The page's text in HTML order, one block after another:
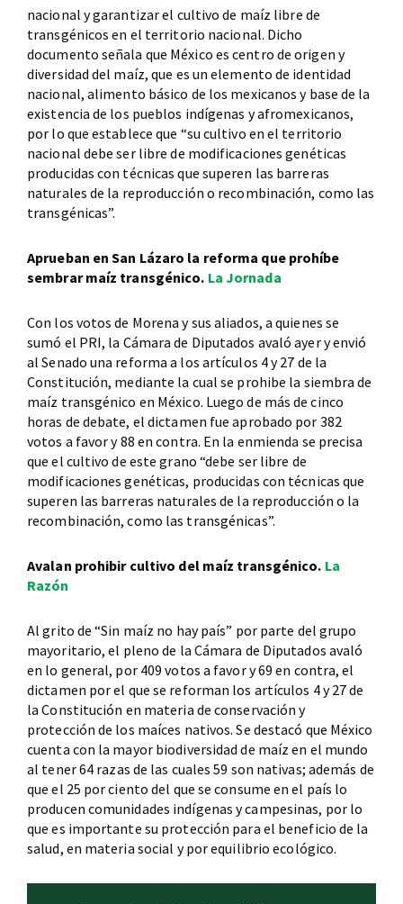
nacional y garantizar el cultivo de maíz libre de
transgénicos en el territorio nacional. Dicho
documento señala que México es centro de origen y
diversidad del maíz, que es un elemento de identidad
nacional, alimento básico de los mexicanos y base de la
existencia de los pueblos indígenas y afromexicanos,
por lo que establece que “su cultivo en el territorio
nacional debe ser libre de modificaciones genéticas
producidas con técnicas que superen las barreras
naturales de la reproducción o recombinación, como las
transgénicas”.
Aprueban en San Lázaro la reforma que prohíbe
sembrar maíz transgénico. La Jornada
Con los votos de Morena y sus aliados, a quienes se
sumó el PRI, la Cámara de Diputados avaló ayer y envió
al Senado una reforma a los artículos 4 y 27 de la
Constitución, mediante la cual se prohibe la siembra de
maíz transgénico en México. Luego de más de cinco
horas de debate, el dictamen fue aprobado por 382
votos a favor y 88 en contra. En la enmienda se precisa
que el cultivo de este grano “debe ser libre de
modificaciones genéticas, producidas con técnicas que
superen las barreras naturales de la reproducción o la
recombinación, como las transgénicas”.
Avalan prohibir cultivo del maíz transgénico. La
Razón
Al grito de “Sin maíz no hay país” por parte del grupo
mayoritario, el pleno de la Cámara de Diputados avaló
en lo general, por 409 votos a favor y 69 en contra, el
dictamen por el que se reforman los artículos 4 y 27 de
la Constitución en materia de conservación y
protección de los maíces nativos. Se destacó que México
cuenta con la mayor biodiversidad de maíz en el mundo
al tener 64 razas de las cuales 59 son nativas; además de
que el 25 por ciento del que se consume en el país lo
producen comunidades indígenas y campesinas, por lo
que es importante su protección para el beneficio de la
salud, en materia social y por equilibrio ecológico.